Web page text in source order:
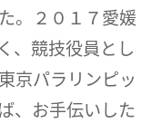
。２０１７愛媛
、競技役員とし
京パラリンピッ
、お手伝いした